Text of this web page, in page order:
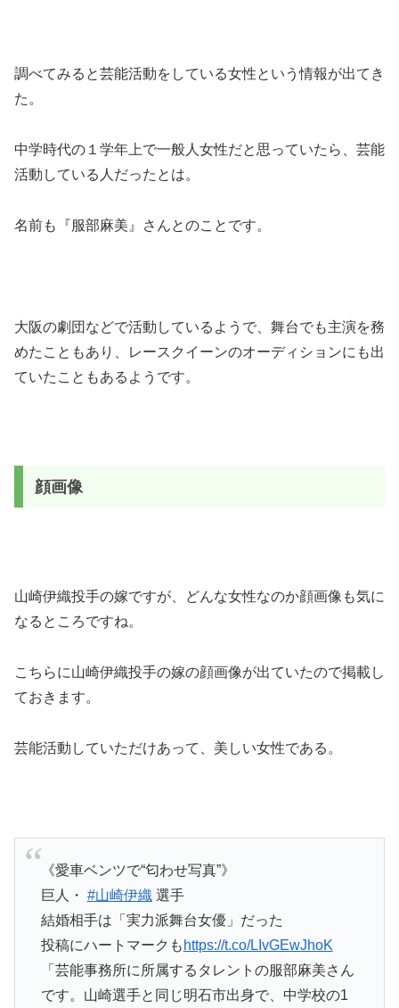
調べてみると芸能活動をしている女性という情報が出てき
た。
中学時代の１学年上で一般人女性だと思っていたら、芸能
活動している人だったとは。
名前も『服部麻美』さんとのことです。
大阪の劇団などで活動しているようで、舞台でも主演を務
めたこともあり、レースクイーンのオーディションにも出
ていたこともあるようです。
顔画像
山崎伊織投手の嫁ですが、どんな女性なのか顔画像も気に
なるところですね。
こちらに山崎伊織投手の嫁の顔画像が出ていたので掲載し
ておきます。
芸能活動していただけあって、美しい女性である。
《愛車ベンツで“匂わせ写真”》
巨人・ #山崎伊織選手
結婚相手は「実力派舞台女優」だった
投稿にハートマークも https://t.co/LIvGEwJhoK
「芸能事務所に所属するタレントの服部麻美さん
です。山崎選手と同じ明石市出身で、中学校の1